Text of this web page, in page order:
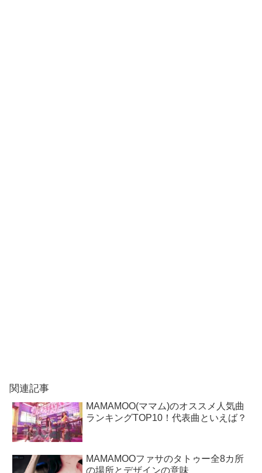
関連記事
MAMAMOO(ママム)のオススメ人気曲
ランキングTOP10！代表曲といえば？
MAMAMOOファサのタトゥー全8カ所
の場所とデザインの意味